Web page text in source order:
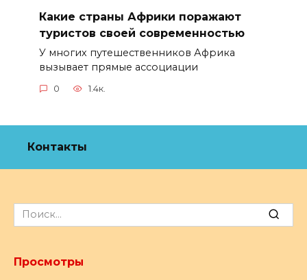
Какие страны Африки поражают
туристов своей современностью
У многих путешественников Африка
вызывает прямые ассоциации
0 1.4к.
Контакты
Search
for:
Просмотры